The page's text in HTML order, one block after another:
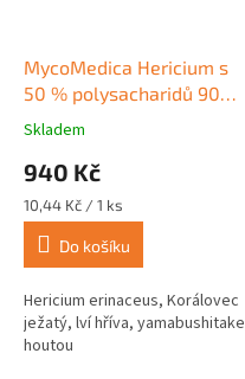
MycoMedica Hericium s
50 % polysacharidů 90
kapslí
Průměrné
produktu
je
5,0
5
hvězdiček.
Skladem
940 Kč
Měrná
cena:
10,44 Kč / 1 ks
Do košíku
Hericium erinaceus, Korálovec
ježatý, lví hříva,
houtou